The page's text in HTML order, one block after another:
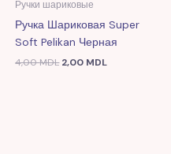
Ручки шариковые
Ручка Шариковая Super
Soft Pelikan Черная
4,00MDL 2,00 MDL